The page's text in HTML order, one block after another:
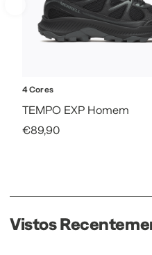
4 Cores
TEMPO EXP Homem
Sale Price
€89,90
Vistos